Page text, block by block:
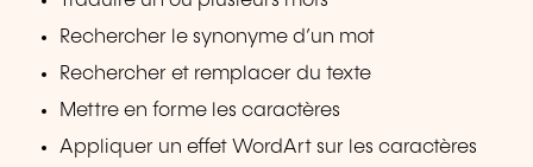
Rechercher le synonyme d’un mot
Rechercher et remplacer du texte
Mettre en forme les caractères
Appliquer un effet WordArt sur les caractères